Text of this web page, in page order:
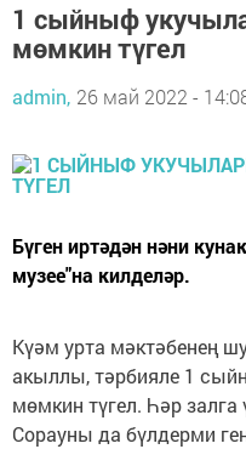
1 сыйныф
мөмкин түгел
admin, 26 май 2022 -
Бүген иртәдән нәни
музее"на килделәр.
Күәм урта мәктәбенең
акыллы, тәрбияле 1
мөмкин түгел. Һәр
Сорауны да бүлдерми